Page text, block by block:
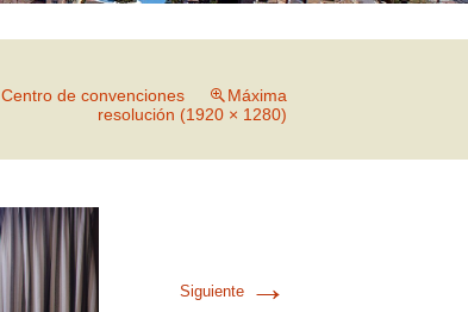
Centro de convenciones
Máxima
resolución (1920 × 1280)
Siguiente →